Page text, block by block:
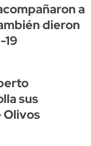
a
dieron
sus
Olivos